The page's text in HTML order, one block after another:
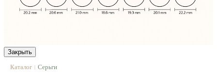
Закрыть
Каталог | Серьги